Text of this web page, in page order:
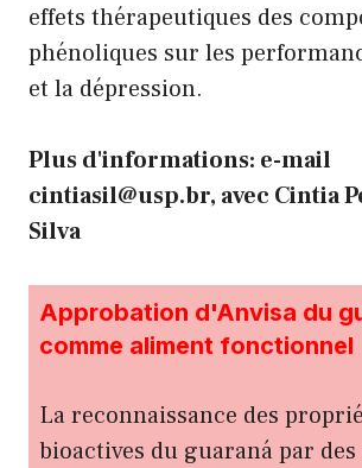
effets thérapeutiques des
phénoliques sur les
et la dépression.
Plus d'informations: e-mail
cintiasil@usp.br, avec Cintia
Silva
Approbation d'Anvisa du
comme aliment fonctionnel
La reconnaissance des
bioactives du guaraná par